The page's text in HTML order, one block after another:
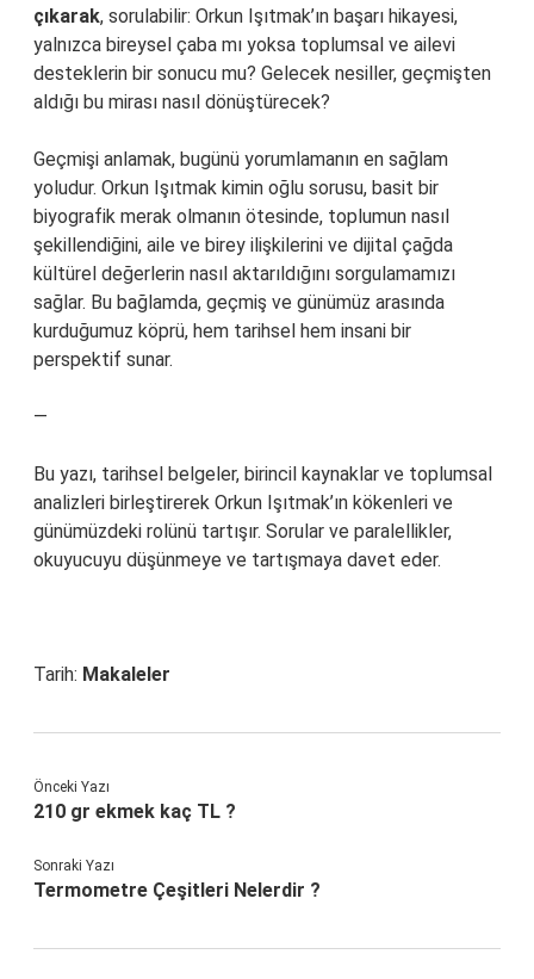
çıkarak, sorulabilir: Orkun Işıtmak’ın başarı hikayesi,
yalnızca bireysel çaba mı yoksa toplumsal ve ailevi
desteklerin bir sonucu mu? Gelecek nesiller, geçmişten
aldığı bu mirası nasıl dönüştürecek?
Geçmişi anlamak, bugünü yorumlamanın en sağlam
yoludur. Orkun Işıtmak kimin oğlu sorusu, basit bir
biyografik merak olmanın ötesinde, toplumun nasıl
şekillendiğini, aile ve birey ilişkilerini ve dijital çağda
kültürel değerlerin nasıl aktarıldığını sorgulamamızı
sağlar. Bu bağlamda, geçmiş ve günümüz arasında
kurduğumuz köprü, hem tarihsel hem insani bir
perspektif sunar.
—
Bu yazı, tarihsel belgeler, birincil kaynaklar ve toplumsal
analizleri birleştirerek Orkun Işıtmak’ın kökenleri ve
günümüzdeki rolünü tartışır. Sorular ve paralellikler,
okuyucuyu düşünmeye ve tartışmaya davet eder.
Tarih: Makaleler
Önceki Yazı
210 gr ekmek kaç TL ?
Sonraki Yazı
Termometre Çeşitleri Nelerdir ?